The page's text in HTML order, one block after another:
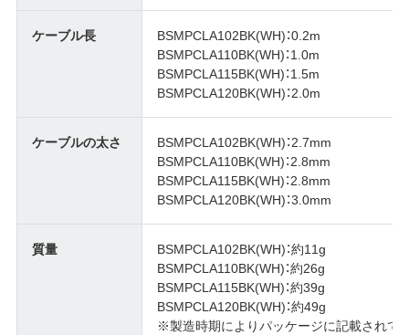
ケーブル長
BSMPCLA102BK(WH)：0.2m
BSMPCLA110BK(WH)：1.0m
BSMPCLA115BK(WH)：1.5m
BSMPCLA120BK(WH)：2.0m
ケーブルの太さ
BSMPCLA102BK(WH)：2.7mm
BSMPCLA110BK(WH)：2.8mm
BSMPCLA115BK(WH)：2.8mm
BSMPCLA120BK(WH)：3.0mm
質量
BSMPCLA102BK(WH)：約11g
BSMPCLA110BK(WH)：約26g
BSMPCLA115BK(WH)：約39g
BSMPCLA120BK(WH)：約49g
※製造時期によりパッケージに記載されて